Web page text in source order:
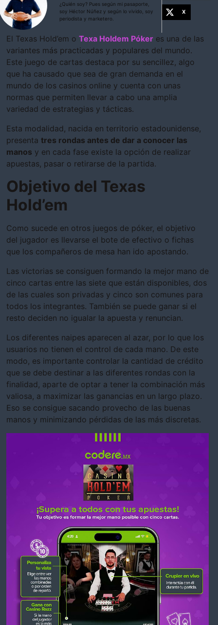
¿Quién soy? Pues según mi pasaporte,
soy Héctor Núñez y según lo vivido, soy
periodista y marketero.
X
El Texas Hold’em o Texa Holdem Póker es una de las
variantes más practicadas y populares del mundo.
Este juego de cartas destaca por su sencillez, algo
que ha causado que sea de gran demanda en el
mundo de los casinos online y cuenta con unas
normas que permiten llevar a cabo una amplia
variedad de estrategias y tácticas.
Esta modalidad, nacida en territorio estadounidense,
presenta tres rondas antes de dar a conocer las
manos y en cada fase existe la opción de realizar
apuestas, pasar o retirarse de la partida.
Objetivo del Texas
Hold’em
Como sucede en otros juegos de póker, el objetivo
del jugador es llevarse el bote de efectivo o fichas
que los compañeros de mesa han ido apostando.
Las victorias se consiguen formando la mejor mano de
cinco cartas entre las siete que están disponibles, dos
de las cuales son privadas y cinco son comunes para
todos los integrantes. También se puede ganar si el
resto deciden no igualar la apuesta y renuncian.
Los diferentes naipes aparecen al azar, por lo que los
usuarios no tienen el control de cada mano. De este
modo, es importante controlar la cantidad de crédito
que se debe destinar a las diferentes rondas con la
finalidad, aparte de optar a tener la combinación más
valiosa, a maximizar las ganancias en un largo plazo.
Eso se consigue sacando provecho de las buenas
manos y minimizando pérdidas de las más discretas.